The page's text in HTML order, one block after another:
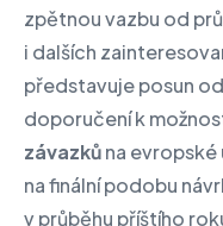
zpětnou vazbu od
i dalších
představuje posun
doporučení k
závazkůna
na finální podobu
v průběhu příštího